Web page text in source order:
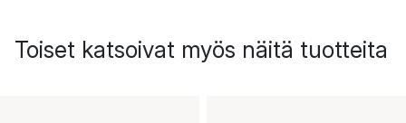
Toiset katsoivat myös näitä tuotteita